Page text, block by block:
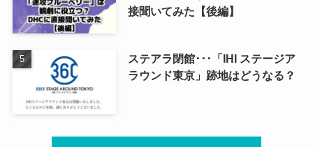
接聞いてみた【後編】
ステアラ閉館･･･「IHI ステージア
ラウンド東京」跡地はどうなる？